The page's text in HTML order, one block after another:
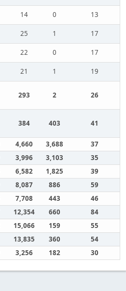
14 0
13
25 1
17
22 0
17
21 1 19
293 2 26
384 403 41
4,660 3,688
37
3,996 3,103
35
6,582 1,825
39
8,087 886
59
7,708 443
46
12,354 660
84
15,066 159
55
13,835 360
54
3,256 182 30